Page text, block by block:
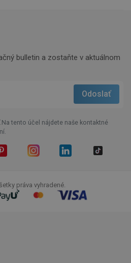
bulletin a zostaňte v aktuálnom
tento účel nájdete naše kontaktné
práva vyhradené.